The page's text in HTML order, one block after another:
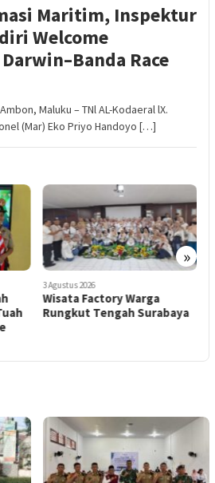
Maritim, Inspektur
Welcome
Race
Maluku – TNl AL-Kodaeral lX.
(Mar) Eko Priyo Handoyo […]
»
3 Agustus 2026
Wisata Factory Warga
Rungkut Tengah Surabaya